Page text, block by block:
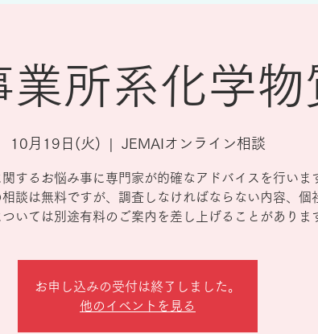
業所系化学物
10月19日(火)
  |
JEMAIオンライン相談
するお悩み事に専門家が的確なアドバイスを行いま
談は無料ですが、調査しなければならない内容、個
いては別途有料のご案内を差し上げることがありま
お申し込みの受付は終了しました。
他のイベントを見る